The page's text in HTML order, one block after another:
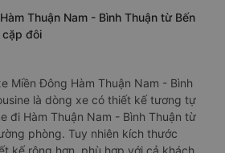
Thuận Nam - Bình Thuận từ Bến
đôi
Miền Đông Hàm Thuận Nam - Bình
là dòng xe có thiết kế tương tự
đi Hàm Thuận Nam - Bình Thuận từ
phòng. Tuy nhiên kích thước
kế rộng hơn, phù hợp với cả khách